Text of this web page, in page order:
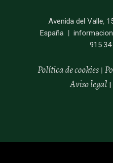
Avenida del Valle,
España |
915
Política de cookies |
Aviso legal |